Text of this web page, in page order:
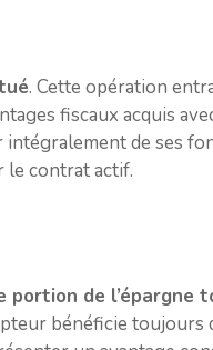
. Cette opération
fiscaux acquis
de ses
le contrat actif.
portion de l’épargne
bénéficie toujours